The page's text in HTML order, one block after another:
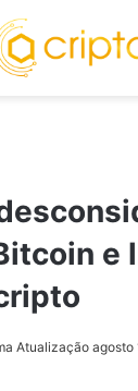
e
Atualização agosto